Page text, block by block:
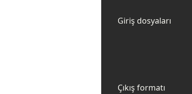
Giriş dosyaları
Çıkış formatı